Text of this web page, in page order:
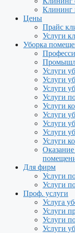
Клининг
Цены
Прайс
Услуги
Уборка
Услуги
Услуги
Услуги
Услуги
Услуги
Услуги
Услуги
Услуги
Услуги
Для фирм
Услуги
Услуги
Проф. услуги
Услуга
Услуги
Услуги
Услуги